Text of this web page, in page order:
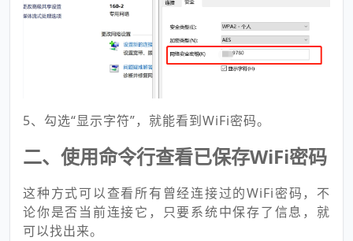
5、勾选“显示字符”，就能看到WiFi密码。
二、使用命令行查看已保存WiFi密码
这种方式可以查看所有曾经连接过的WiFi密码，不
论你是否当前连接它，只要系统中保存了信息，就
可以找出来。